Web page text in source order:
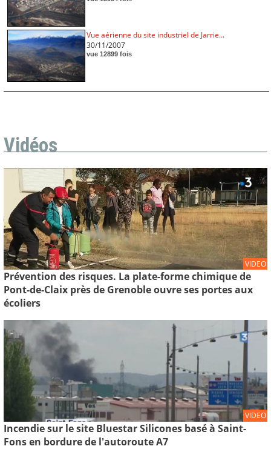
Vue aérienne du site industriel de Jarrie...
30/11/2007
vue 12899 fois
Vidéos
VIDEO
Prévention des risques. La plate-forme chimique de
Pont-de-Claix près de Grenoble ouvre ses portes aux
écoliers
VIDEO
Incendie sur le site Bluestar Silicones basé à Saint-
Fons en bordure de l'autoroute A7